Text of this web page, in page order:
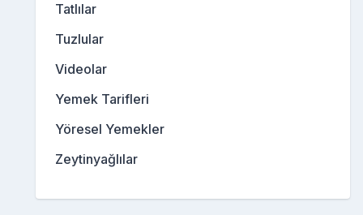
Tatlılar
Tuzlular
Videolar
Yemek Tarifleri
Yöresel Yemekler
Zeytinyağlılar